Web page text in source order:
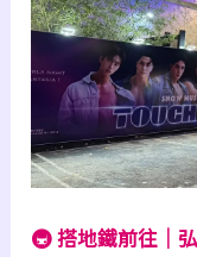
🚇 搭地鐵前往｜